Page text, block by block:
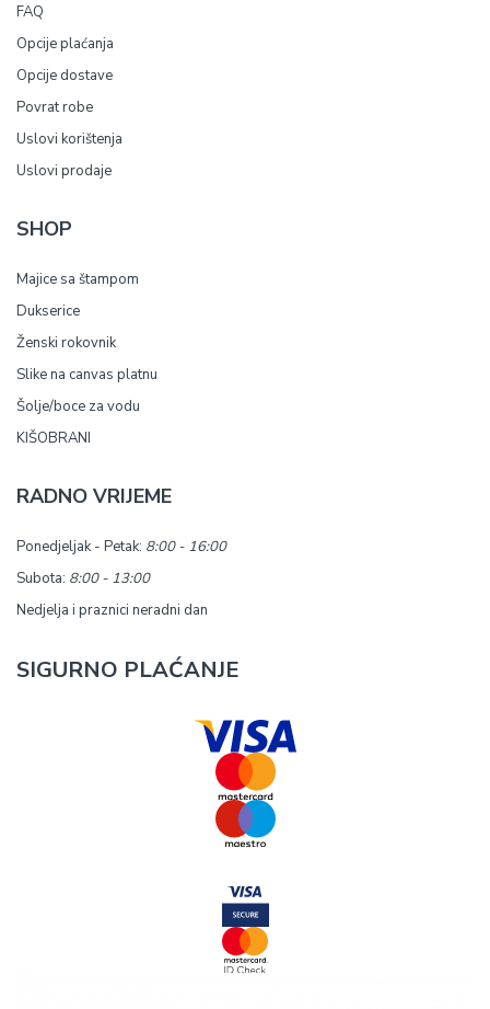
FAQ
Opcije plaćanja
Opcije dostave
Povrat robe
Uslovi korištenja
Uslovi prodaje
SHOP
Majice sa štampom
Dukserice
Ženski rokovnik
Slike na canvas platnu
Šolje/boce za vodu
KIŠOBRANI
RADNO VRIJEME
Ponedjeljak - Petak: 8:00 - 16:00
Subota: 8:00 - 13:00
Nedjelja i praznici neradni dan
SIGURNO PLAĆANJE